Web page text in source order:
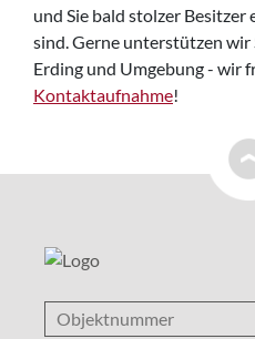
und Sie bald stolzer
sind. Gerne unterstützen wir
Erding und Umgebung - wir
Kontaktaufnahme!